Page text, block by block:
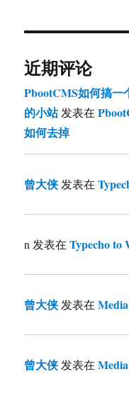
近期评论
PbootCMS如何搞一
的小站发表在
如何去掉
曾大侠发表在
n 发表在Typecho to
曾大侠发表在
曾大侠发表在